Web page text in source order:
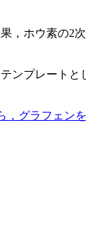
，ホウ素の2
ンプレート
，グラフェン